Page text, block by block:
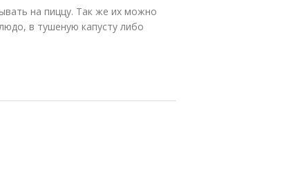
на пиццу. Так же их можно
в тушеную капусту либо